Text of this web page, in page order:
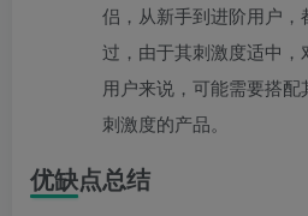
侣，从新手到进阶用户
过，由于其刺激度适中
用户来说，可能需要搭
刺激度的产品。
优缺点总结